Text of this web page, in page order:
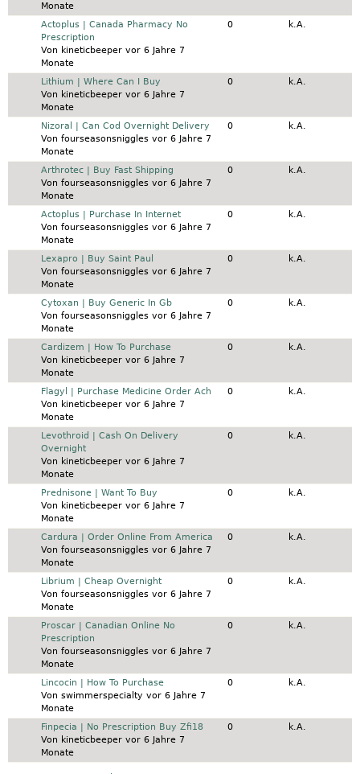
Monate
Normales Thema
Actoplus | Canada Pharmacy No
Prescription
Von kineticbeepervor 6 Jahre 7
Monate
0 k.A.
Normales Thema
Lithium | Where Can I Buy
Von kineticbeepervor 6 Jahre 7
Monate
0 k.A.
Normales Thema
Nizoral | Can Cod Overnight Delivery
Von fourseasonsnigglesvor 6 Jahre 7
Monate
0 k.A.
Normales Thema
Arthrotec | Buy Fast Shipping
Von fourseasonsnigglesvor 6 Jahre 7
Monate
0 k.A.
Normales Thema
Actoplus | Purchase In Internet
Von fourseasonsnigglesvor 6 Jahre 7
Monate
0 k.A.
Normales Thema
Lexapro | Buy Saint Paul
Von fourseasonsnigglesvor 6 Jahre 7
Monate
0 k.A.
Normales Thema
Cytoxan | Buy Generic In Gb
Von fourseasonsnigglesvor 6 Jahre 7
Monate
0 k.A.
Normales Thema
Cardizem | How To Purchase
Von kineticbeepervor 6 Jahre 7
Monate
0 k.A.
Normales Thema
Flagyl | Purchase Medicine Order Ach
Von kineticbeepervor 6 Jahre 7
Monate
0 k.A.
Normales Thema
Levothroid | Cash On Delivery
Overnight
Von kineticbeepervor 6 Jahre 7
Monate
0 k.A.
Normales Thema
Prednisone | Want To Buy
Von kineticbeepervor 6 Jahre 7
Monate
0 k.A.
Normales Thema
Cardura | Order Online From America
Von fourseasonsnigglesvor 6 Jahre 7
Monate
0 k.A.
Normales Thema
Librium | Cheap Overnight
Von fourseasonsnigglesvor 6 Jahre 7
Monate
0 k.A.
Normales Thema
Proscar | Canadian Online No
Prescription
Von fourseasonsnigglesvor 6 Jahre 7
Monate
0 k.A.
Normales Thema
Lincocin | How To Purchase
Von swimmerspecialty vor 6 Jahre 7
Monate
0 k.A.
Normales Thema
Finpecia | No Prescription Buy Zfi18
Von kineticbeepervor 6 Jahre 7
Monate
0 k.A.